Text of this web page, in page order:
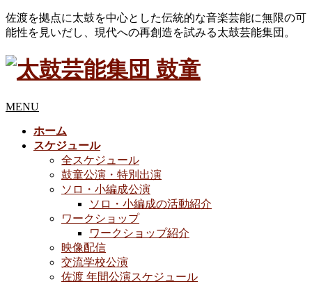
佐渡を拠点に太鼓を中心とした伝統的な音楽芸能に無限の可
能性を見いだし、現代への再創造を試みる太鼓芸能集団。
MENU
ホーム
スケジュール
全スケジュール
鼓童公演・特別出演
ソロ・小編成公演
ソロ・小編成の活動紹介
ワークショップ
ワークショップ紹介
映像配信
交流学校公演
佐渡 年間公演スケジュール